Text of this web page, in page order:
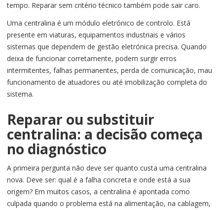
tempo. Reparar sem critério técnico também pode sair caro.
Uma centralina é um módulo eletrónico de controlo. Está
presente em viaturas, equipamentos industriais e vários
sistemas que dependem de gestão eletrónica precisa. Quando
deixa de funcionar corretamente, podem surgir erros
intermitentes, falhas permanentes, perda de comunicação, mau
funcionamento de atuadores ou até imobilização completa do
sistema.
Reparar ou substituir
centralina: a decisão começa
no diagnóstico
A primeira pergunta não deve ser quanto custa uma centralina
nova. Deve ser: qual é a falha concreta e onde está a sua
origem? Em muitos casos, a centralina é apontada como
culpada quando o problema está na alimentação, na cablagem,